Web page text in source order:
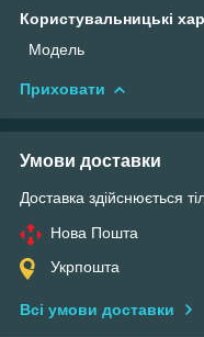
Користувальницькі
Мoдель
Приховати
Умови доставки
Доставка здійснюється
Нова Пошта
Укрпошта
Всі умови доставки